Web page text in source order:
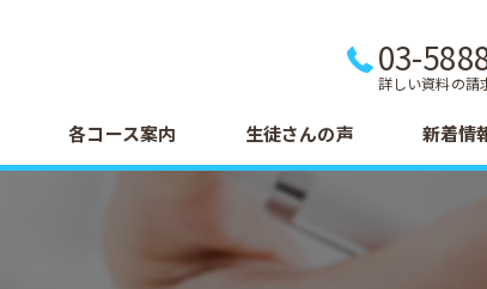
03-
詳しい資料の請
各コース案内 生徒さんの声 新着情